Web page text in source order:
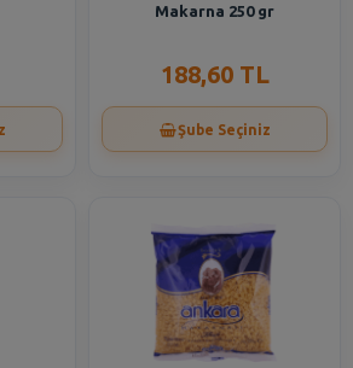
Makarna 250 gr
188,60 TL
Şube Seçiniz